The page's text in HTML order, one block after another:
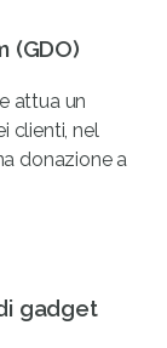
(GDO)
attua un
clienti, nel
donazione a
gadget